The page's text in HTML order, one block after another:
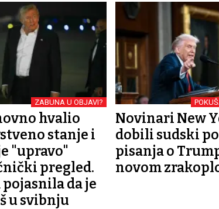
ZABUNA U OBJAVI?
hvalio
stanje i
"upravo"
pregled.
da je
u svibnju
Novinari New
dobili sudski
pisanja o
novom